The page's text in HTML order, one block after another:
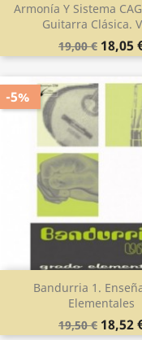
Armonía Y Sistema
Guitarra Clásica.
19,00 € 18,05
Bandurria 1.
Elementales
19,50 € 18,52
-5%